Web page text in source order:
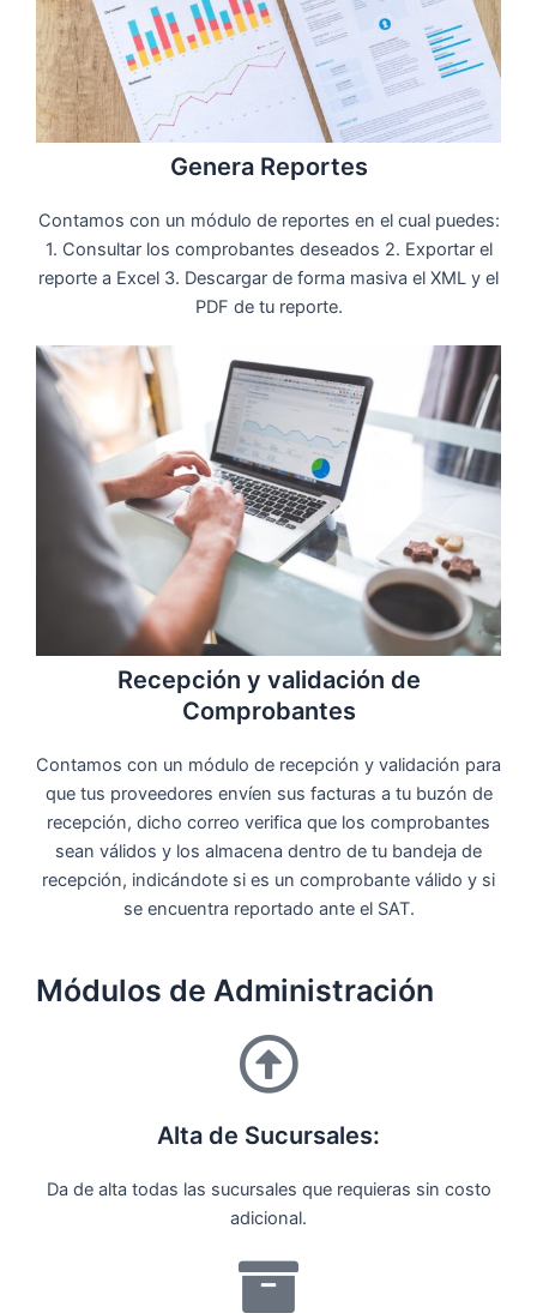
Genera Reportes
Contamos con un módulo de reportes en el cual puedes:
1. Consultar los comprobantes deseados 2. Exportar el
reporte a Excel 3. Descargar de forma masiva el XML y el
PDF de tu reporte.
Recepción y validación de
Comprobantes
Contamos con un módulo de recepción y validación para
que tus proveedores envíen sus facturas a tu buzón de
recepción, dicho correo verifica que los comprobantes
sean válidos y los almacena dentro de tu bandeja de
recepción, indicándote si es un comprobante válido y si
se encuentra reportado ante el SAT.
Módulos de Administración
Alta de Sucursales:
Da de alta todas las sucursales que requieras sin costo
adicional.